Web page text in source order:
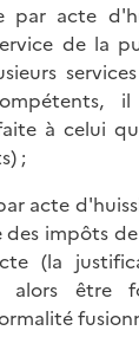
acte
de la
à celui
;
acte
des impôts
(la
alors être